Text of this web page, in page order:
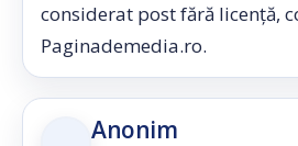
considerat post fără licență,
Paginademedia.ro.
Anonim